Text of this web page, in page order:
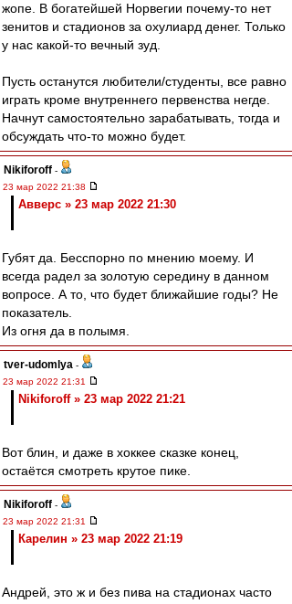
жопе. В богатейшей Норвегии почему-то нет
зенитов и стадионов за охулиард денег. Только
у нас какой-то вечный зуд.
Пусть останутся любители/студенты, все равно
играть кроме внутреннего первенства негде.
Начнут самостоятельно зарабатывать, тогда и
обсуждать что-то можно будет.
Nikiforoff -
23 мар 2022 21:38
Авверс » 23 мар 2022 21:30
Губят да. Бесспорно по мнению моему. И
всегда радел за золотую середину в данном
вопросе. А то, что будет ближайшие годы? Не
показатель.
Из огня да в полымя.
tver-udomlya -
23 мар 2022 21:31
Nikiforoff » 23 мар 2022 21:21
Вот блин, и даже в хоккее сказке конец,
остаётся смотреть крутое пике.
Nikiforoff -
23 мар 2022 21:31
Карелин » 23 мар 2022 21:19
Андрей, это ж и без пива на стадионах часто